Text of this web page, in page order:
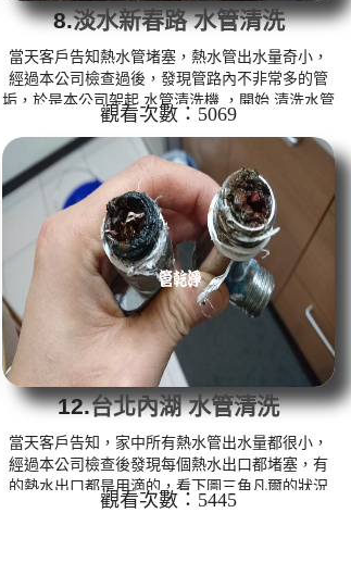
8.淡水新春路 水管清洗
當天客戶告知熱水管堵塞，熱水管出水量奇小，
經過本公司檢查過後，發現管路內不非常多的管
垢，於是本公司架起 水管清洗機 ，開始 清洗水管
， 洗水管 沒多久水管出口沖出管垢及泥水，混雜
著氣泡， 水管清洗 約兩小時，終於讓熱水管正常
出水。 清洗水管 水管清洗 洗水管 熱水管堵塞 熱
水忽冷忽熱 ...
觀看次數：5069
12.台北內湖 水管清洗
當天客戶告知，家中所有熱水管出水量都很小，
經過本公司檢查後發現每個熱水出口都堵塞，有
的熱水出口都是用滴的，看下圖三角凡爾的狀況
就知道堵塞得多嚴重，管路裡面也是如此，幾乎
觀看次數：5445